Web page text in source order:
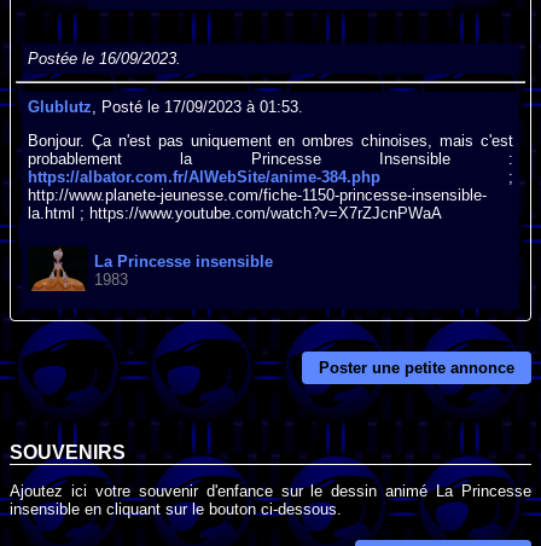
Postée le 16/09/2023.
Glublutz, Posté le 17/09/2023 à 01:53.
Bonjour. Ça n'est pas uniquement en ombres chinoises, mais c'est
probablement la Princesse Insensible :
https://albator.com.fr/AlWebSite/anime-384.php ;
http://www.planete-jeunesse.com/fiche-1150-princesse-insensible-
la.html ; https://www.youtube.com/watch?v=X7rZJcnPWaA
La Princesse insensible
1983
Poster une petite annonce
SOUVENIRS
Ajoutez ici votre souvenir d'enfance sur le dessin animé La Princesse
insensible en cliquant sur le bouton ci-dessous.